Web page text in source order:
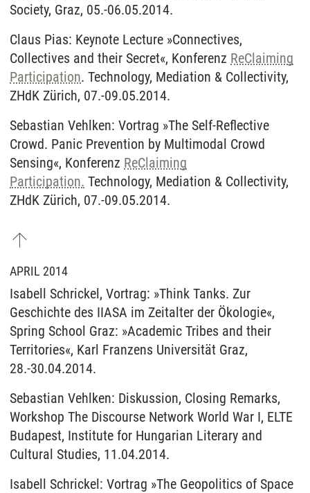
Society, Graz, 05.-06.05.2014.
Claus Pias: Keynote Lecture »Connectives,
Collectives and their Secret«, Konferenz ReClaiming
Participation. Technology, Mediation & Collectivity,
ZHdK Zürich, 07.-09.05.2014.
Sebastian Vehlken: Vortrag »The Self-Reflective
Crowd. Panic Prevention by Multimodal Crowd
Sensing«, Konferenz ReClaiming
Participation. Technology, Mediation & Collectivity,
ZHdK Zürich, 07.-09.05.2014.
APRIL 2014
Isabell Schrickel, Vortrag: »Think Tanks. Zur
Geschichte des IIASA im Zeitalter der Ökologie«,
Spring School Graz: »Academic Tribes and their
Territories«, Karl Franzens Universität Graz,
28.-30.04.2014.
Sebastian Vehlken: Diskussion, Closing Remarks,
Workshop The Discourse Network World War I, ELTE
Budapest, Institute for Hungarian Literary and
Cultural Studies, 11.04.2014.
Isabell Schrickel: Vortrag »The Geopolitics of Space